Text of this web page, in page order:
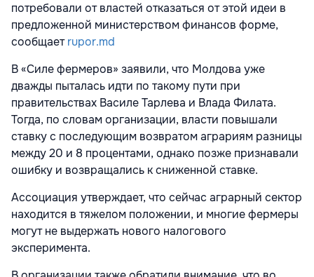
потребовали от властей отказаться от этой идеи в
предложенной министерством финансов форме,
сообщаетrupor.md
В «Силе фермеров» заявили, что Молдова уже
дважды пыталась идти по такому пути при
правительствах Василе Тарлева и Влада Филата.
Тогда, по словам организации, власти повышали
ставку с последующим возвратом аграриям разницы
между 20 и 8 процентами, однако позже признавали
ошибку и возвращались к сниженной ставке.
Ассоциация утверждает, что сейчас аграрный сектор
находится в тяжелом положении, и многие фермеры
могут не выдержать нового налогового
эксперимента.